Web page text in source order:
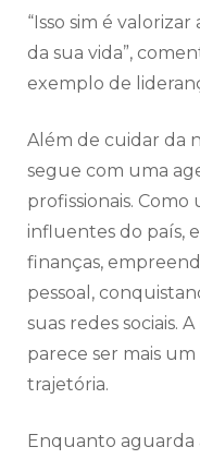
“Isso sim é
da sua vida”,
exemplo de
Além de cuidar da
segue com uma
profissionais. Como
influentes do país,
finanças,
pessoal,
suas redes sociais.
parece ser mais
trajetória.
Enquanto aguarda